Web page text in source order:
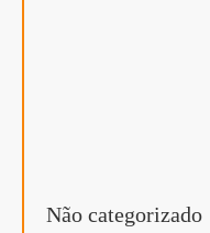
Não categorizado